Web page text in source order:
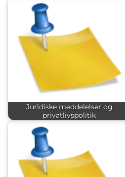
Juridiske meddelelser og
privatlivspolitik